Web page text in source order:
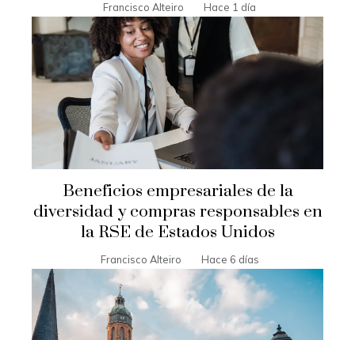
Francisco Alteiro Hace 1 día
Beneficios empresariales de la
diversidad y compras responsables en
la RSE de Estados Unidos
Francisco Alteiro Hace 6 días